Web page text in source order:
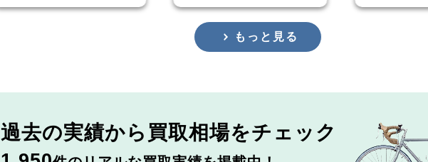
もっと見る
過去の実績から 買取相場をチェック